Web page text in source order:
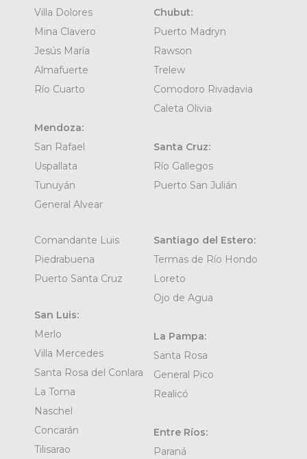
Villa Dolores
Mina Clavero
Jesús María
Almafuerte
Río Cuarto
Mendoza:
San Rafael
Uspallata
Tunuyán
General Alvear
Chubut:
Puerto Madryn
Rawson
Trelew
Comodoro Rivadavia
Caleta Olivia
Santa Cruz:
Río Gallegos
Puerto San Julián
Comandante Luis
Piedrabuena
Puerto Santa Cruz
San Luis:
Merlo
Villa Mercedes
Santa Rosa del Conlara
La Toma
Naschel
Concarán
Tilisarao
Santiago del Estero:
Termas de Río Hondo
Loreto
Ojo de Agua
La Pampa:
Santa Rosa
General Pico
Realicó
Entre Ríos:
Paraná